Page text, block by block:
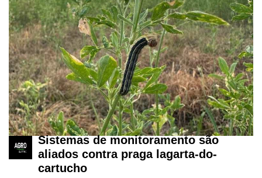
Sistemas de monitoramento são
aliados contra praga lagarta-do-
cartucho